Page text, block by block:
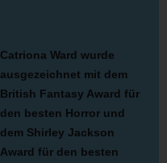
Catriona Ward wurde
ausgezeichnet mit dem
British Fantasy Award für
den besten Horror und
dem Shirley Jackson
Award für den besten